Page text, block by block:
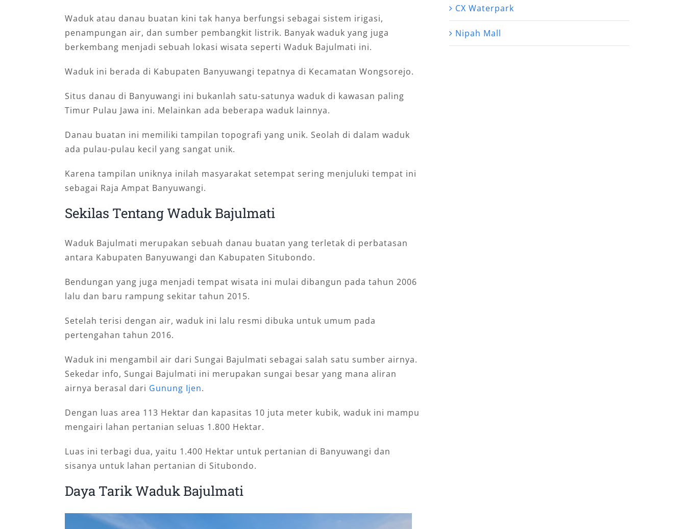
Waduk atau danau buatan kini tak hanya berfungsi sebagai sistem irigasi,
penampungan air, dan sumber pembangkit listrik. Banyak waduk yang juga
berkembang menjadi sebuah lokasi wisata seperti Waduk Bajulmati ini.
Waduk ini berada di Kabupaten Banyuwangi tepatnya di Kecamatan Wongsorejo.
Situs danau di Banyuwangi ini bukanlah satu-satunya waduk di kawasan paling
Timur Pulau Jawa ini. Melainkan ada beberapa waduk lainnya.
Danau buatan ini memiliki tampilan topografi yang unik. Seolah di dalam waduk
ada pulau-pulau kecil yang sangat unik.
Karena tampilan uniknya inilah masyarakat setempat sering menjuluki tempat ini
sebagai Raja Ampat Banyuwangi.
Sekilas Tentang Waduk Bajulmati
Waduk Bajulmati merupakan sebuah danau buatan yang terletak di perbatasan
antara Kabupaten Banyuwangi dan Kabupaten Situbondo.
Bendungan yang juga menjadi tempat wisata ini mulai dibangun pada tahun 2006
lalu dan baru rampung sekitar tahun 2015.
Setelah terisi dengan air, waduk ini lalu resmi dibuka untuk umum pada
pertengahan tahun 2016.
Waduk ini mengambil air dari Sungai Bajulmati sebagai salah satu sumber airnya.
Sekedar info, Sungai Bajulmati ini merupakan sungai besar yang mana aliran
airnya berasal dari Gunung Ijen.
Dengan luas area 113 Hektar dan kapasitas 10 juta meter kubik, waduk ini mampu
mengairi lahan pertanian seluas 1.800 Hektar.
Luas ini terbagi dua, yaitu 1.400 Hektar untuk pertanian di Banyuwangi dan
sisanya untuk lahan pertanian di Situbondo.
Daya Tarik Waduk Bajulmati
CX Waterpark
Nipah Mall